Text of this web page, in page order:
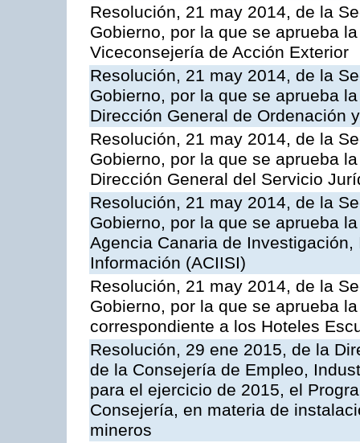
Resolución, 21 may 2014, de la
Gobierno, por la que se aprueba
Viceconsejería de Acción Exterior
Resolución, 21 may 2014, de la
Gobierno, por la que se aprueba
Dirección General de Ordenación
Resolución, 21 may 2014, de la
Gobierno, por la que se aprueba
Dirección General del Servicio
Resolución, 21 may 2014, de la
Gobierno, por la que se aprueba
Agencia Canaria de
Información (ACIISI)
Resolución, 21 may 2014, de la
Gobierno, por la que se aprueba
correspondiente a los Hoteles
Resolución, 29 ene 2015, de la
de la Consejería de Empleo,
para el ejercicio de 2015, el
Consejería, en materia de
mineros